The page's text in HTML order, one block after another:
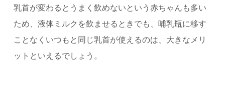
乳首が変わるとうまく飲めないという赤ちゃんも多い
ため、液体ミルクを飲ませるときでも、哺乳瓶に移す
ことなくいつもと同じ乳首が使えるのは、大きなメリ
ットといえるでしょう。